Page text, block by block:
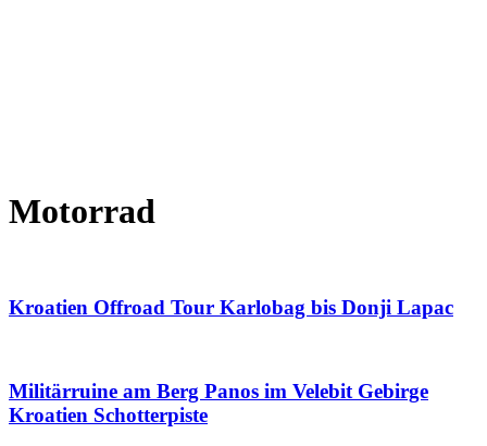
Motorrad
Kroatien Offroad Tour Karlobag bis Donji Lapac
Militärruine am Berg Panos im Velebit Gebirge
Kroatien Schotterpiste